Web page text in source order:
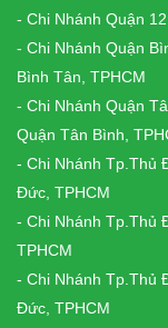
- Chi Nhánh Quận
- Chi Nhánh Quận
Bình Tân, TPHCM
- Chi Nhánh Quận
Quận Tân Bình,
- Chi Nhánh Tp.Thủ
Đức, TPHCM
- Chi Nhánh Tp.Thủ
TPHCM
- Chi Nhánh Tp.Thủ
Đức, TPHCM